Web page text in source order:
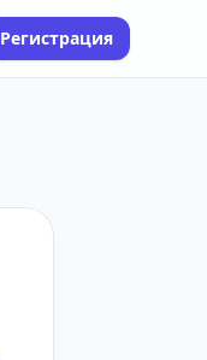
Регистрация